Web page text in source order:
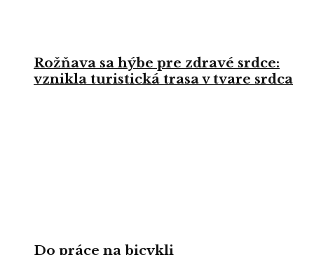
Rožňava sa hýbe pre zdravé srdce:
vznikla turistická trasa v tvare srdca
Do práce na bicykli